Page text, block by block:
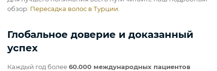
обзор: Пересадка волос в Турции
Глобальное доверие и доказанный
успех
Каждый год более60.000 международных пациентов